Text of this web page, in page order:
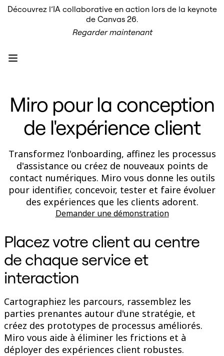
Canevas intelligent
Connecteurs
Serveur MCP
Explorer les playbooks d’IA
Serveur MCP
Plans d’action
Sécurité
Enterprise Guard
Plateforme de développement
Télécharger les applications
Formats
Tableau blanc
Diagrammes
Kanban
Tables
Documents
Diapositives
Cas d’utilisation
À la une
Explorer les playbooks d’IA
Général
Diagrammes
Ateliers
Brainstorming
Cartes mentales
Cartes conceptuelles
Découvrez l’IA collaborative en action lors de la keynote
de Canvas 26.
Regarder maintenant
Miro pour la conception
de l'expérience client
Transformez l'onboarding, affinez les processus
d'assistance ou créez de nouveaux points de
contact numériques. Miro vous donne les outils
pour identifier, concevoir, tester et faire évoluer
des expériences que les clients adorent.
Demander une démonstration
Placez votre client au centre
de chaque service et
interaction
Cartographiez les parcours, rassemblez les
parties prenantes autour d'une stratégie, et
créez des prototypes de processus améliorés.
Miro vous aide à éliminer les frictions et à
déployer des expériences client robustes.